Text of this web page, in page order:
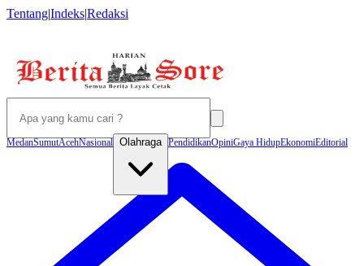
Tentang|Indeks|Redaksi
MedanSumutAcehNasional Olahraga PendidikanOpiniGaya HidupEkonomiEditorial